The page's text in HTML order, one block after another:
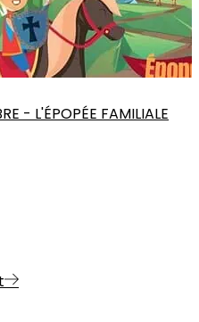
- L'ÉPOPÉE FAMILIALE